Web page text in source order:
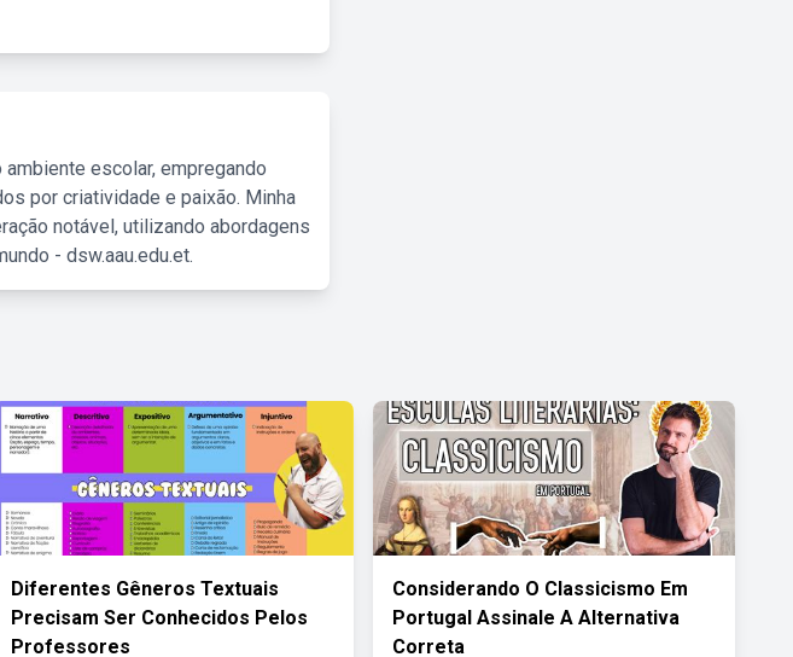
escolar, empregando
por criatividade e paixão. Minha
notável, utilizando abordagens
- dsw.aau.edu.et.
Diferentes Gêneros Textuais
Precisam Ser Conhecidos Pelos
Professores
Considerando O Classicismo Em
Portugal Assinale A Alternativa
Correta